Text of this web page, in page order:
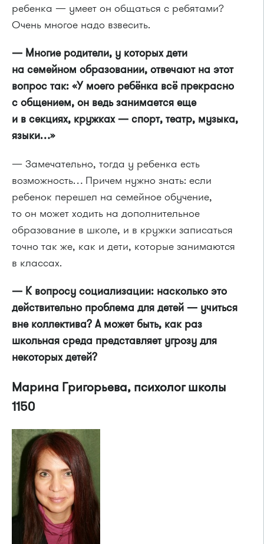
ребенка — умеет он общаться с ребятами?
Очень многое надо взвесить.
— Многие родители, у которых дети
на семейном образовании, отвечают на этот
вопрос так: «У моего ребёнка всё прекрасно
с общением, он ведь занимается еще
и в секциях, кружках — спорт, театр, музыка,
языки…»
— Замечательно, тогда у ребенка есть
возможность… Причем нужно знать: если
ребенок перешел на семейное обучение,
то он может ходить на дополнительное
образование в школе, и в кружки записаться
точно так же, как и дети, которые занимаются
в классах.
— К вопросу социализации: насколько это
действительно проблема для детей — учиться
вне коллектива? А может быть, как раз
школьная среда представляет угрозу для
некоторых детей?
Марина Григорьева, психолог школы
1150